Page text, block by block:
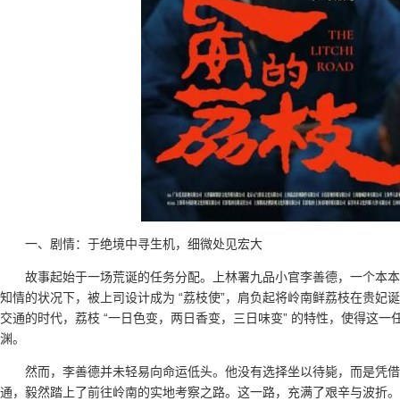
一、剧情：于绝境中寻生机，细微处见宏大
故事起始于一场荒诞的任务分配。上林署九品小官李善德，一个本
知情的状况下，被上司设计成为 “荔枝使”，肩负起将岭南鲜荔枝在贵
交通的时代，荔枝 “一日色变，两日香变，三日味变” 的特性，使得这
渊。
然而，李善德并未轻易向命运低头。他没有选择坐以待毙，而是凭
通，毅然踏上了前往岭南的实地考察之路。这一路，充满了艰辛与波折